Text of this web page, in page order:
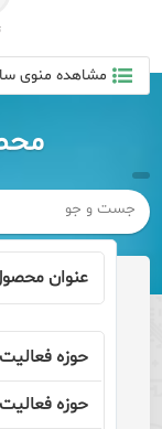
مشاهده منوی